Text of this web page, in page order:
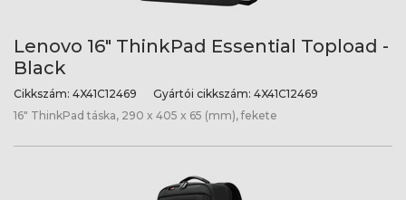
Lenovo 16" ThinkPad Essential Topload -
Black
Cikkszám: 4X41C12469 Gyártói cikkszám: 4X41C12469
16" ThinkPad táska, 290 x 405 x 65 (mm), fekete